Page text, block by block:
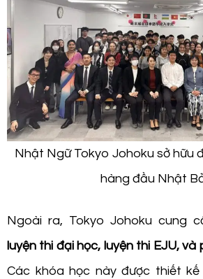
Nhật Ngữ Tokyo Johoku sở hữu
hàng đầu Nhật
Ngoài ra, Tokyo Johoku cung
luyện thi đại học, luyện thi EJU, và
Các khóa học này được thiết kế